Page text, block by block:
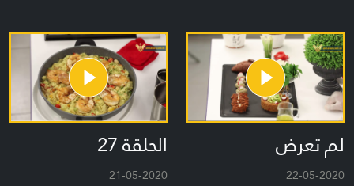
لم تعرض
22-05-2020
الحلقة 27
21-05-2020